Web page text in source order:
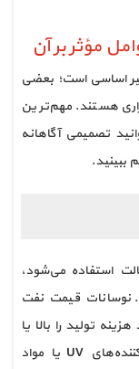
مؤثر بر آن
اساسی است؛ بعضی
هستند. مهم‌ترین
تصمیمی آگاهانه
ببینید.
استفاده می‌شود،
نوسانات قیمت نفت
تولید را بالا یا
پایین ببرد. همچنین افزودنی‌ها مثل تثبیت‌کننده‌های UV یا مواد